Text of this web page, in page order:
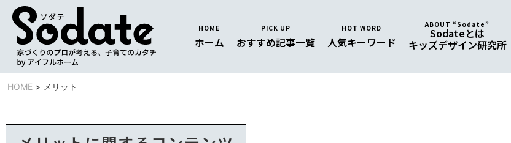
HOME
ホーム
PICK UP
おすすめ記事一覧
HOT WORD
人気キーワード
ABOUT “Sodate”
Sodateとは
キッズデザイン研究所
HOME > メリット